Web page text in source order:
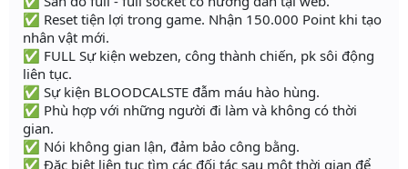
✅ Reset tiện lợi trong game. Nhận 150.000 Point khi tạo
nhân vật mới.
✅ FULL Sự kiện webzen, công thành chiến, pk sôi động
liên tục.
✅ Sự kiện BLOODCALSTE đẫm máu hào hùng.
✅ Phù hợp với những người đi làm và không có thời
gian.
✅ Nói không gian lận, đảm bảo công bằng.
✅ Đặc biệt liên tục tìm các đối tác sau một thời gian để